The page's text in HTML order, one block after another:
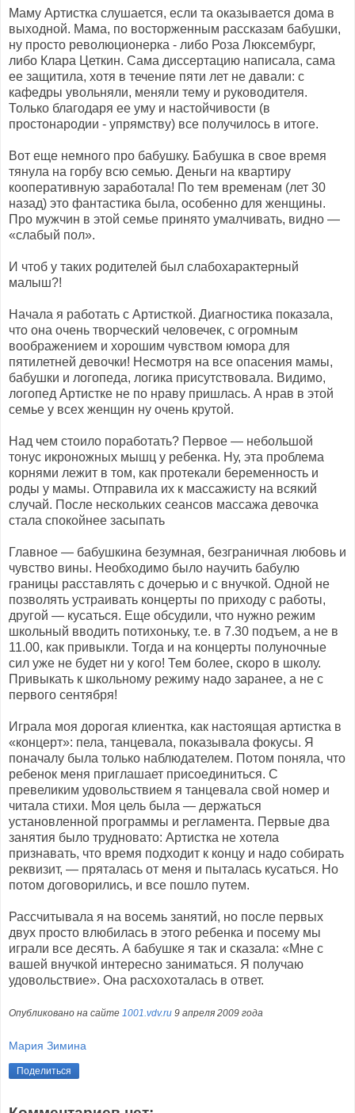
Маму Артистка слушается, если та оказывается дома в
выходной. Мама, по восторженным рассказам бабушки,
ну просто революционерка - либо Роза Люксембург,
либо Клара Цеткин. Сама диссертацию написала, сама
ее защитила, хотя в течение пяти лет не давали: с
кафедры увольняли, меняли тему и руководителя.
Только благодаря ее уму и настойчивости (в
простонародии - упрямству) все получилось в итоге.
Вот еще немного про бабушку. Бабушка в свое время
тянула на горбу всю семью. Деньги на квартиру
кооперативную заработала! По тем временам (лет 30
назад) это фантастика была, особенно для женщины.
Про мужчин в этой семье принято умалчивать, видно —
«слабый пол».
И чтоб у таких родителей был слабохарактерный
малыш?!
Начала я работать с Артисткой. Диагностика показала,
что она очень творческий человечек, с огромным
воображением и хорошим чувством юмора для
пятилетней девочки! Несмотря на все опасения мамы,
бабушки и логопеда, логика присутствовала. Видимо,
логопед Артистке не по нраву пришлась. А нрав в этой
семье у всех женщин ну очень крутой.
Над чем стоило поработать? Первое — небольшой
тонус икроножных мышц у ребенка. Ну, эта проблема
корнями лежит в том, как протекали беременность и
роды у мамы. Отправила их к массажисту на всякий
случай. После нескольких сеансов массажа девочка
стала спокойнее засыпать
Главное — бабушкина безумная, безграничная любовь и
чувство вины. Необходимо было научить бабулю
границы расставлять с дочерью и с внучкой. Одной не
позволять устраивать концерты по приходу с работы,
другой — кусаться. Еще обсудили, что нужно режим
школьный вводить потихоньку, т.е. в 7.30 подъем, а не в
11.00, как привыкли. Тогда и на концерты полуночные
сил уже не будет ни у кого! Тем более, скоро в школу.
Привыкать к школьному режиму надо заранее, а не с
первого сентября!
Играла моя дорогая клиентка, как настоящая артистка в
«концерт»: пела, танцевала, показывала фокусы. Я
поначалу была только наблюдателем. Потом поняла, что
ребенок меня приглашает присоединиться. С
превеликим удовольствием я танцевала свой номер и
читала стихи. Моя цель была — держаться
установленной программы и регламента. Первые два
занятия было трудновато: Артистка не хотела
признавать, что время подходит к концу и надо собирать
реквизит, — пряталась от меня и пыталась кусаться. Но
потом договорились, и все пошло путем.
Рассчитывала я на восемь занятий, но после первых
двух просто влюбилась в этого ребенка и посему мы
играли все десять. А бабушке я так и сказала: «Мне с
вашей внучкой интересно заниматься. Я получаю
удовольствие». Она расхохоталась в ответ.
Опубликовано на сайте 1001.vdv.ru 9 апреля 2009 года
Мария Зимина
Поделиться